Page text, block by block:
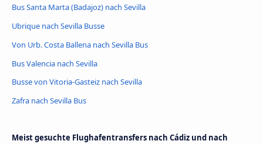
Bus Santa Marta (Badajoz) nach Sevilla
Ubrique nach Sevilla Busse
Von Urb. Costa Ballena nach Sevilla Bus
Bus Valencia nach Sevilla
Busse von Vitoria-Gasteiz nach Sevilla
Zafra nach Sevilla Bus
Meist gesuchte Flughafentransfers nach Cádiz und nach